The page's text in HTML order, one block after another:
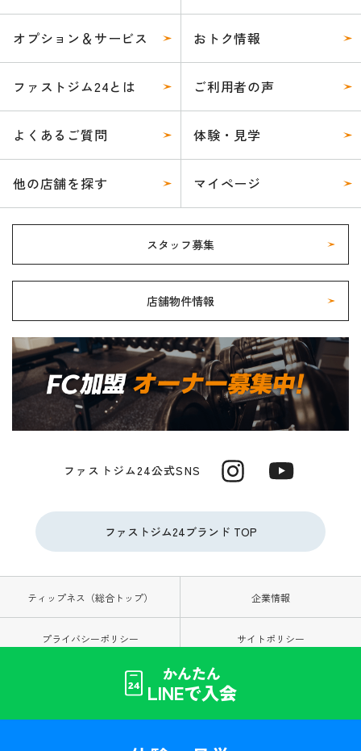
オプション＆サービス おトク情報
ファストジム24とは ご利用者の声
よくあるご質問 体験・見学
他の店舗を探す マイページ
スタッフ募集
店舗物件情報
ファストジム24公式SNS
ファストジム24ブランド TOP
ティップネス（総合トップ） 企業情報
プライバシーポリシー サイトポリシー
ソーシャルメディアポリシー
サイトマップ
かんたん
LINEで入会